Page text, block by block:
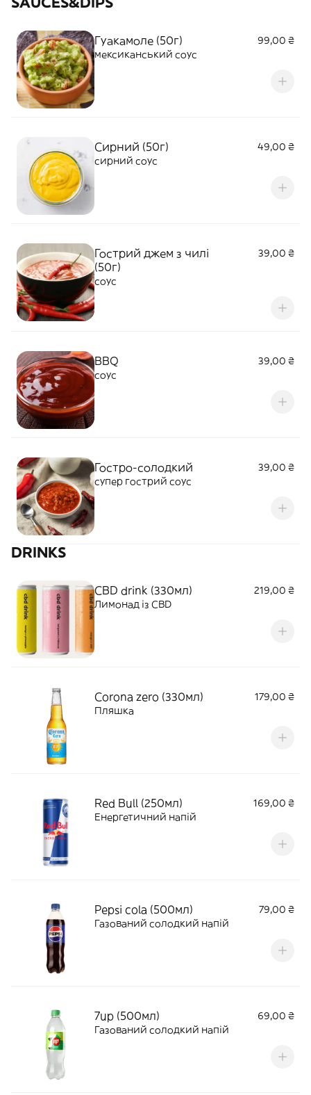
Гуакамоле (50г)
99,00 ₴
мексиканський соус
Сирний (50г)
49,00 ₴
сирний соус
Гострий джем з чилі
(50г)
39,00 ₴
соус
BBQ
39,00 ₴
соус
Гостро-солодкий
39,00 ₴
супер гострий соус
DRINKS
CBD drink (330мл)
219,00 ₴
Лимонад із CBD
Corona zero (330мл)
179,00 ₴
Пляшка
Red Bull (250мл)
169,00 ₴
Енергетичний напій
Pepsi cola (500мл)
79,00 ₴
Газований солодкий напій
7up (500мл)
69,00 ₴
Газований солодкий напій